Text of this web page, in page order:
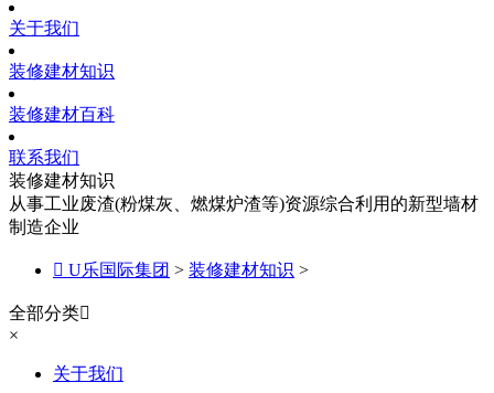
关于我们
装修建材知识
装修建材百科
联系我们
装修建材知识
从事工业废渣(粉煤灰、燃煤炉渣等)资源综合利用的新型墙材
制造企业
 U乐国际集团 > 装修建材知识 >
全部分类
×
关于我们